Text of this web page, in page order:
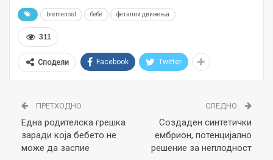
bremenost бебе фетални движења
311
Сподели Facebook Twitter
ПРЕТХОДНО
Една родителска грешка
заради која бебето не
може да заспие
СЛЕДНО
Создаден синтетички
ембрион, потенцијално
решение за неплодност